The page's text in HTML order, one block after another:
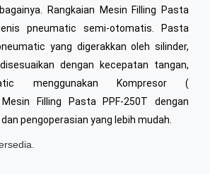
Rangkaian Mesin Filling Pasta
pneumatic semi-otomatis. Pasta
yang digerakkan oleh silinder,
dengan kecepatan tangan,
menggunakan Kompresor (
Filling Pasta PPF-250T dengan
pengoperasian yang lebih mudah.